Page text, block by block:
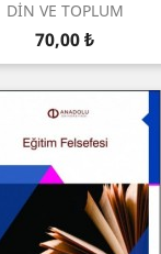
DİN VE TOPLUM
Preis
70,00 ₺